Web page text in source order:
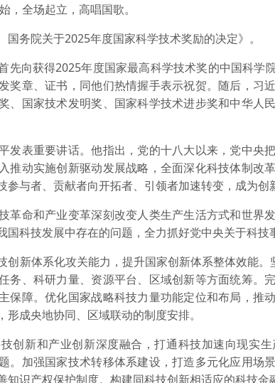
全场起立，高唱国歌。
务院关于2025年度国家科学技术奖励的决定》。
向获得2025年度国家最高科学技术奖的中国科学
奖章、证书，同他们热情握手表示祝贺。随后，习
、国家技术发明奖、国家科学技术进步奖和中华人
表重要讲话。他指出，党的十八大以来，党中央
推动实施创新驱动发展战略，全面深化科技体制改
参与者、贡献者向开拓者、引领者加速转变，成为创
命和产业变革深刻改变人类生产生活方式和世界
科技发展中存在的问题，全力抓好党中央关于科技
新体系化攻关能力，提升国家创新体系整体效能。
务、科研力量、资源平台、区域创新等方面统筹。
保障。优化国家战略科技力量功能定位和布局，推
成央地协同、区域联动的制度安排。
新和产业创新深度融合，打通科技加速向现实生
。加强国家技术转移体系建设，打造多元化应用场
识产权保护制度。构建同科技创新相适应的科技金